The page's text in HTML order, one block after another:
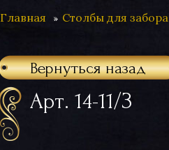
Главная Столбы для забора
Вернуться назад
Арт. 14-11/З